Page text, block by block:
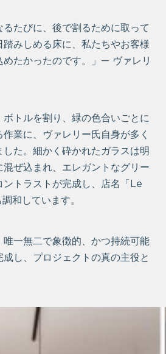
るたびに、後で割るために取って
踏みしめる床に、私たちやお客様
めたかったのです。」— ヴァレリ
ボトルを割り、緑の色合いごとに
業に、ヴァレリー氏自身が多く
た。細かく砕かれたガラスは明
混ぜ込まれ、エレガントなグリー
ントラストが完成し、店名「Le
和しています。
唯一無二で象徴的、かつ持続可能
成し、プロジェクトの真の主役と